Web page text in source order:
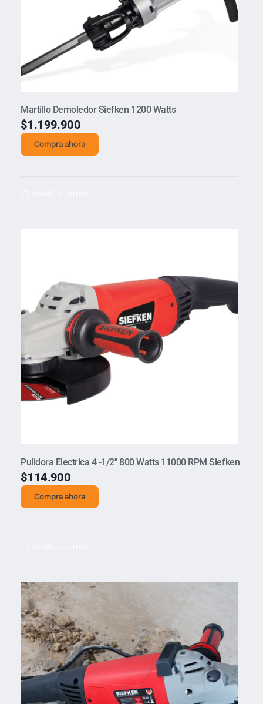
Martillo Demoledor Siefken 1200 Watts
$1.199.900
Compra ahora
Pulidora Electrica 4 -1/2″ 800 Watts 11000 RPM Siefken
$114.900
Compra ahora